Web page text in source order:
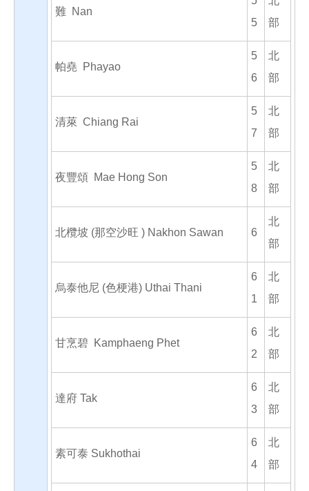
難 Nan
5
部
帕堯 Phayao
5
6
北
部
清萊 Chiang Rai
5
7
北
部
夜豐頌 Mae Hong Son
5
8
北
部
北欖坡 (那空沙旺 ) Nakhon Sawan 6
北
部
烏泰他尼 (色梗港) Uthai Thani
6
1
北
部
甘烹碧 Kamphaeng Phet
6
2
北
部
達府 Tak
6
3
北
部
素可泰 Sukhothai
6
4
北
部